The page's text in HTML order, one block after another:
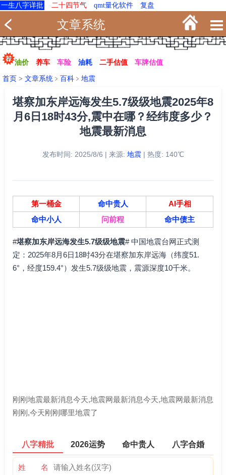
一生八字详批 二十四节气 qmt量化软件 复盘
文章系统
油价 养车 车险 油耗 二手估值 车牌估值
首页 > 文章系统 ﹥ 百科 ﹥ 地震
堪察加东岸远海发生5.7级级地震2025年8
月6日18时43分,震中在哪？经纬度多少？
地震最新消息
发布时间: 2025/8/6 | 来源: 地震| 热度: 140℃
第一桶金 命中贵人
AI手相
命中小人
问前程 命中债主
#堪察加东岸远海发生5.7级级地震# 中国地震台网正式测
定：2025年8月6日18时43分在堪察加东岸远海（纬度51.
6°，经度159.4°）发生5.7级级地震，震源深度10千米。
刚刚地震最新消息今天,地震网最新消息今天,地震网最新消息
刚刚,今天刚刚哪里地震了
八字精批 2026运势 命中贵人 八字合婚
姓 名